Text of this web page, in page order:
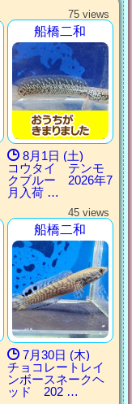
75 views
船橋二和
8月1日 (土)
コウタイ テンモ
クブルー 2026年7
月入荷 …
45 views
船橋二和
7月30日 (木)
チョコレートレイ
ンボースネークヘ
ッド 202 …